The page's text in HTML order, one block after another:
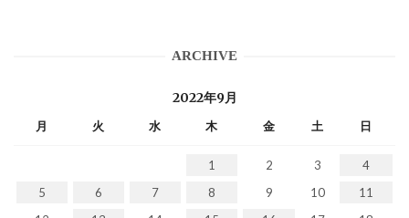
ARCHIVE
2022年9月
月 火 水 木 金 土 日
1 2 3
4
5
6 7 8 9 10
11